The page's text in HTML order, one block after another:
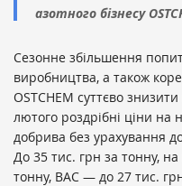
азотного бізнесу
Сезонне збільшення
виробництва, а також
ОSTCHEM суттєво
лютого роздрібні ціни на
добрива без урахування
До 35 тис. грн за тонну,
тонну, ВАС — до 27 тис.